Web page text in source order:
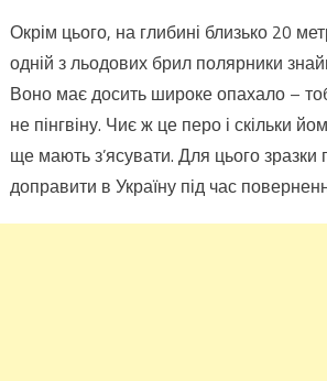
Окрім цього, на глибині близько 20
одній з льодових брил полярники
Воно має досить широке опахало –
не пінгвіну. Чиє ж це перо і скільки
ще мають з’ясувати. Для цього
доправити в Україну під час